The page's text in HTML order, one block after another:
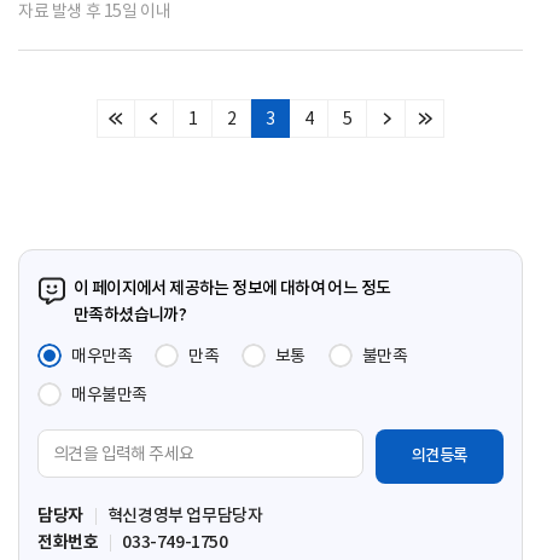
자료 발생 후 15일 이내
처
이
1 2 3 4 5
다
마
이 페이지에서 제공하는 정보에 대하여 어느 정도
만족하셨습니까?
매우만족
만족 보통
불만족
매우불만족
견
입
력
담당자
혁신경영부 업무담당자
전화번호
033-749-1750